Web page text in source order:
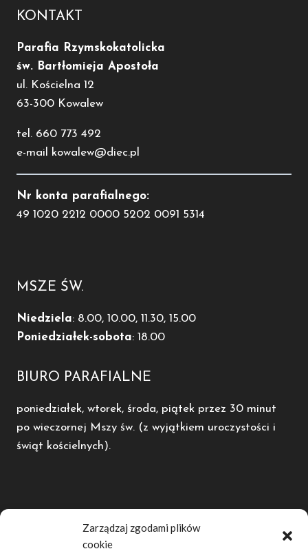
Zarządzaj zgodami plików
cookie
KONTAKT
Parafia Rzymskokatolicka
św. Bartłomieja Apostoła
ul. Kościelna 12
63-300 Kowalew
tel. 660 773 492
e-mail kowalew@diec.pl
Nr konta parafialnego:
49 1020 2212 0000 5202 0091 5314
MSZE ŚW.
Niedziela: 8.00, 10.00, 11.30, 15.00
Poniedziałek-sobota: 18.00
BIURO PARAFIALNE
poniedziałek, wtorek, środa, piątek przez 30 minut
po wieczornej Mszy św. (z wyjątkiem uroczystości i
świąt kościelnych).
Diecezja Kaliska